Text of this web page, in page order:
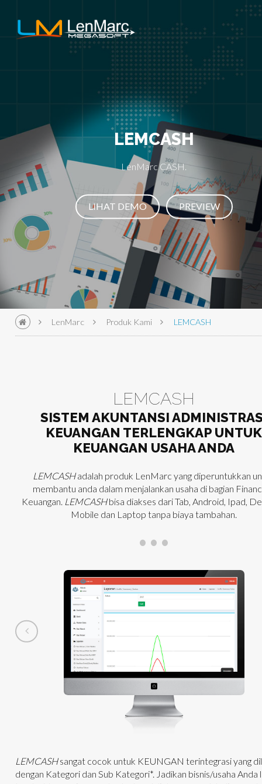
LEMCASH
LenMarc CASH.
LIHAT DEMO PREVIEW
LenMarc Produk Kami LEMCASH
LEMCASH
SISTEM AKUNTANSI
KEUANGAN TERLENGKAP UNTUK
KEUANGAN USAHA ANDA
LEMCASHadalah produk LenMarc yang diperuntukkan
membantu anda dalam menjalankan usaha di bagian
Keuangan. LEMCASHbisa diakses dari Tab, Android, Ipad,
Mobile dan Laptop tanpa biaya tambahan.
LEMCASHsangat cocok untuk KEUNGAN terintegrasi yang
dengan Kategori dan Sub Kategori*. Jadikan bisnis/usaha Anda